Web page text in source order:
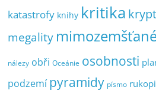
katastrofy knihy kritika
megality
nálezy obři Oceánie osobnosti
podzemí pyramidy písmo